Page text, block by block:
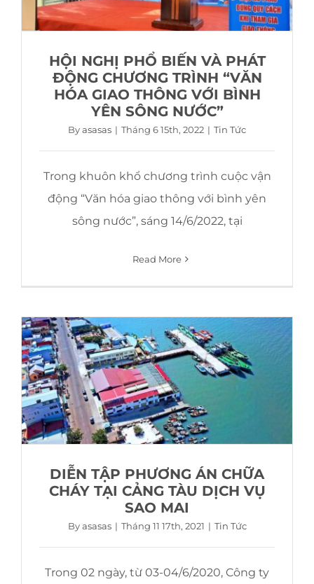
HỘI NGHỊ PHỔ BIẾN VÀ PHÁT
ĐỘNG CHƯƠNG TRÌNH “VĂN
HÓA GIAO THÔNG VỚI BÌNH
YÊN SÔNG NƯỚC”
Byasasas | Tháng 6 15th, 2022 | Tin Tức
Trong khuôn khổ chương trình cuộc vận
động “Văn hóa giao thông với bình yên
sông nước”, sáng 14/6/2022, tại
Read More
DIỄN TẬP PHƯƠNG ÁN CHỮA
CHÁY TẠI CẢNG TÀU DỊCH VỤ
SAO MAI
Byasasas | Tháng 11 17th, 2021 | Tin Tức
Trong 02 ngày, từ 03-04/6/2020, Công ty